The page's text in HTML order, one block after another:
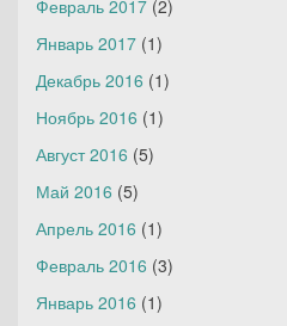
Февраль 2017 (2)
Январь 2017 (1)
Декабрь 2016 (1)
Ноябрь 2016 (1)
Август 2016 (5)
Май 2016 (5)
Апрель 2016 (1)
Февраль 2016 (3)
Январь 2016 (1)